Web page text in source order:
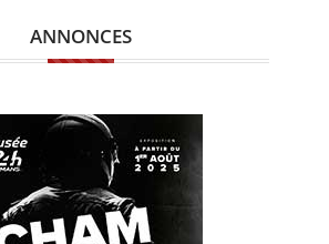
ANNONCES